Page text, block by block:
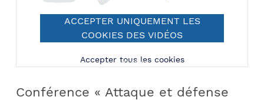
ACCEPTER UNIQUEMENT LES
COOKIES DES VIDÉOS
VIMEO
Accepter tous les cookies
Conférence « Attaque et défense